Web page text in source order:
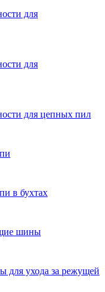
для
для
для цепных пил
в бухтах
шины
для ухода за режущей